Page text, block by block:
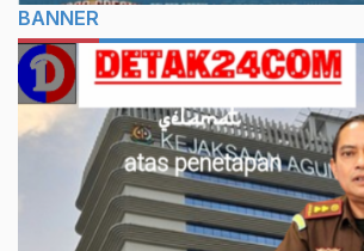
BANNER